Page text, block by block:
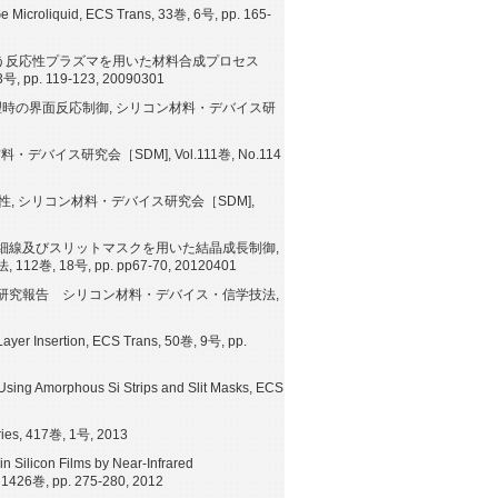
Microliquid, ECS Trans, 33巻, 6号, pp. 165-
反応性プラズマを用いた材料合成プロセス
, pp. 119-123, 20090301
の界面反応制御, シリコン材料・デバイス研
・デバイス研究会［SDM], Vol.111巻, No.114
, シリコン材料・デバイス研究会［SDM],
及びスリットマスクを用いた結晶成長制御,
112巻, 18号, pp. pp67-70, 20120401
究報告 シリコン材料・デバイス・信学技法,
Insertion, ECS Trans, 50巻, 9号, pp.
Amorphous Si Strips and Slit Masks, ECS
417巻, 1号, 2013
Silicon Films by Near-Infrared
巻, pp. 275-280, 2012